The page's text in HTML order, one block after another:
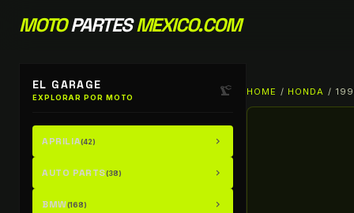
MOTOPARTESMEXICO.COM
EL GARAGE
EXPLORAR POR MOTO precision_manufacturing
APRILIA(42) chevron_right
AUTO PARTS(38) chevron_right
BMW(168) chevron_right
HOME / HONDA /